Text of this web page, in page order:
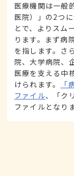
医療機関は一般
医院）」の2つ
とで、よりスム
ります。まず病
を指します。さ
院、大学病院、
医療を支える中
けられます。
「
ファイル、「ク
ファイルとなり